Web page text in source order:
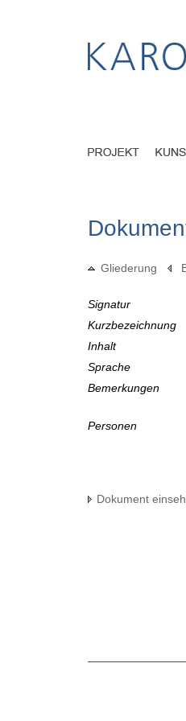
Gliederung
Signatur
Kurzbezeichnung
Inhalt
Sprache
Bemerkungen
Personen
Dokument